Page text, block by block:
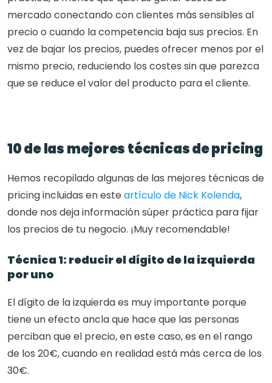
mercado conectando con clientes más sensibles al
precio o cuando la competencia baja sus precios. En
vez de bajar los precios, puedes ofrecer menos por el
mismo precio, reduciendo los costes sin que parezca
que se reduce el valor del producto para el cliente.
10 de las mejores técnicas de pricing
Hemos recopilado algunas de las mejores técnicas de
pricing incluidas en este artículo de Nick Kolenda,
donde nos deja información súper práctica para fijar
los precios de tu negocio. ¡Muy recomendable!
Técnica 1: reducir el dígito de la izquierda
por uno
El dígito de la izquierda es muy importante porque
tiene un efecto ancla que hace que las personas
perciban que el precio, en este caso, es en el rango
de los 20€, cuando en realidad está más cerca de los
30€.